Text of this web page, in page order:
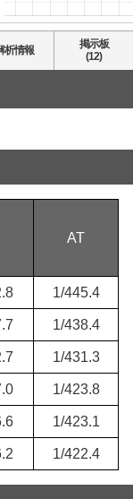
関連）
ん初打講座）
関連）
AT)関連）
上位AT)関連）
析情報
掲示板
(12)
AT
1/445.4
1/438.4
1/431.3
1/423.8
1/423.1
1/422.4